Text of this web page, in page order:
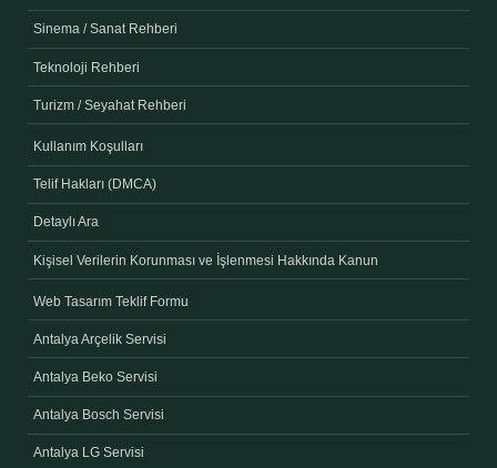
Sinema / Sanat Rehberi
Teknoloji Rehberi
Turizm / Seyahat Rehberi
Kullanım Koşulları
Telif Hakları (DMCA)
Detaylı Ara
Kişisel Verilerin Korunması ve İşlenmesi Hakkında Kanun
Web Tasarım Teklif Formu
Antalya Arçelik Servisi
Antalya Beko Servisi
Antalya Bosch Servisi
Antalya LG Servisi